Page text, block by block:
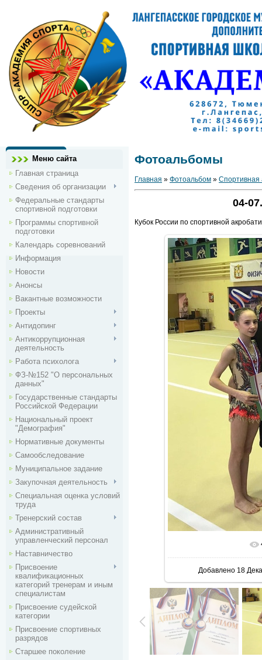
Меню сайта
Главная страница
Сведения об организации
Федеральные стандарты
спортивной подготовки
Программы спортивной
подготовки
Календарь соревнований
Информация
Новости
Анонсы
Вакантные возможности
Проекты
Антидопинг
Антикоррупционная
деятельность
Работа психолога
ФЗ-№152 "О персональных
данных"
Государственные стандарты
Российской Федерации
Национальный проект
"Демография"
Нормативные документы
Самообследование
Муниципальное задание
Закупочная деятельность
Специальная оценка условий
труда
Тренерский состав
Административный
управленческий персонал
Наставничество
Присвоение
квалификационных
категорий тренерам и иным
специалистам
Присвоение судейской
категории
Присвоение спортивных
разрядов
Старшее поколение
Фотоальбомы
Главная » Фотоальбом » Спортивная
04-
Кубок России по спортивной
В
Добавлено 18